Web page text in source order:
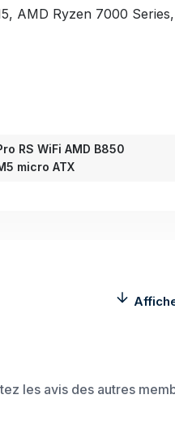
AMD Ryzen 7000
RS WiFi AMD B850
micro ATX
les avis des autres